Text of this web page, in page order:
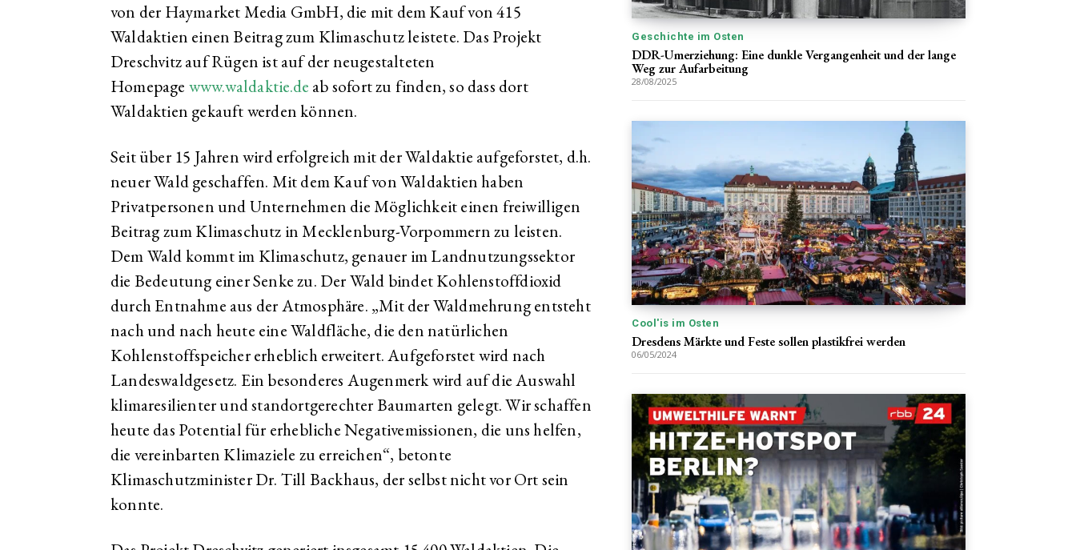
von der Haymarket Media GmbH, die mit dem Kauf von 415
Waldaktien einen Beitrag zum Klimaschutz leistete. Das Projekt
Dreschvitz auf Rügen ist auf der neugestalteten
Homepage www.waldaktie.de ab sofort zu finden, so dass dort
Waldaktien gekauft werden können.
Seit über 15 Jahren wird erfolgreich mit der Waldaktie aufgeforstet, d.h.
neuer Wald geschaffen. Mit dem Kauf von Waldaktien haben
Privatpersonen und Unternehmen die Möglichkeit einen freiwilligen
Beitrag zum Klimaschutz in Mecklenburg-Vorpommern zu leisten.
Dem Wald kommt im Klimaschutz, genauer im Landnutzungssektor
die Bedeutung einer Senke zu. Der Wald bindet Kohlenstoffdioxid
durch Entnahme aus der Atmosphäre. „Mit der Waldmehrung entsteht
nach und nach heute eine Waldfläche, die den natürlichen
Kohlenstoffspeicher erheblich erweitert. Aufgeforstet wird nach
Landeswaldgesetz. Ein besonderes Augenmerk wird auf die Auswahl
klimaresilienter und standortgerechter Baumarten gelegt. Wir schaffen
heute das Potential für erhebliche Negativemissionen, die uns helfen,
die vereinbarten Klimaziele zu erreichen“, betonte
Klimaschutzminister Dr. Till Backhaus, der selbst nicht vor Ort sein
konnte.
Geschichte im Osten
DDR-Umerziehung: Eine dunkle Vergangenheit und der lange
Weg zur Aufarbeitung
28/08/2025
Cool'is im Osten
Dresdens Märkte und Feste sollen plastikfrei werden
06/05/2024